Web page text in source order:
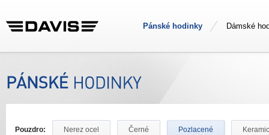
Pánské hodinky Dámské
Pouzdro: Nerez ocel Černé Pozlacené